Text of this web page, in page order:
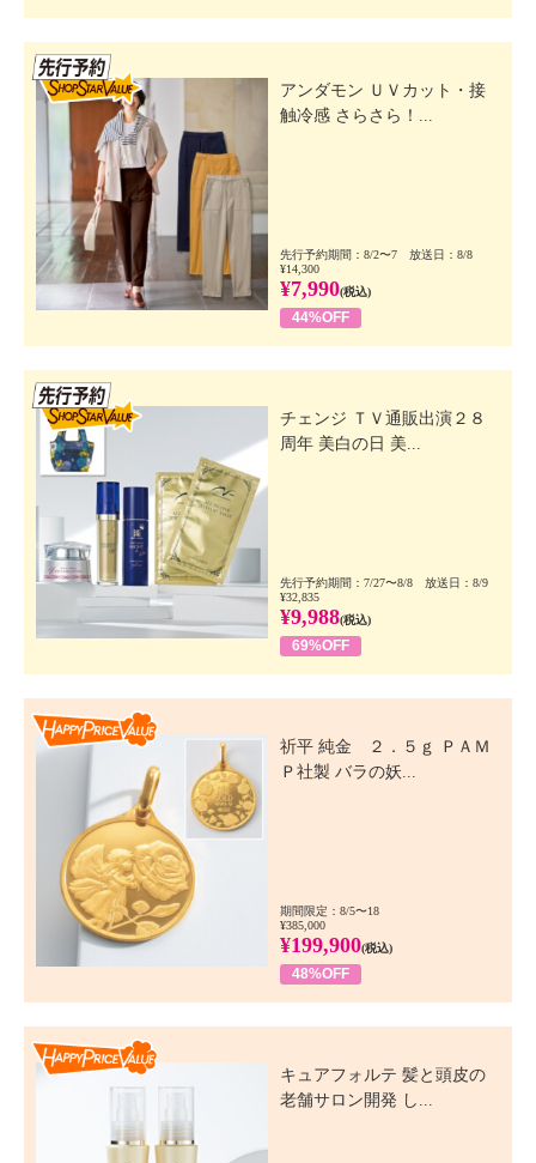
アンダモン ＵＶカット・接
触冷感 さらさら！...
先行予約期間：8/2〜7 放送日：8/8
¥14,300
¥7,990(税込)
44%OFF
チェンジ ＴＶ通販出演２８
周年 美白の日 美...
先行予約期間：7/27〜8/8 放送日：8/9
¥32,835
¥9,988(税込)
69%OFF
祈平 純金 ２．５ｇ ＰＡＭ
Ｐ社製 バラの妖...
期間限定：8/5〜18
¥385,000
¥199,900(税込)
48%OFF
キュアフォルテ 髪と頭皮の
老舗サロン開発 し...